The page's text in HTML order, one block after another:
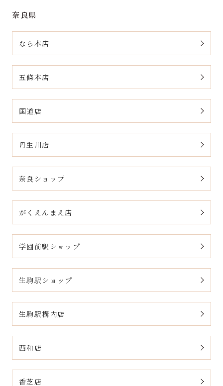
奈良県
なら本店
五條本店
国道店
丹生川店
奈良ショップ
がくえんまえ店
学園前駅ショップ
生駒駅ショップ
生駒駅構内店
西和店
香芝店